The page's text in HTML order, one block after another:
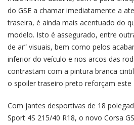
do GSE a chamar imediatamente a
traseira, é ainda mais acentuado do
modelo. Isto é assegurado, entre
de ar” visuais, bem como pelos
inferior do veículo e nos arcos das
contrastam com a pintura branca
o spoiler traseiro preto reforçam este
Com jantes desportivas de 18
Sport 4S 215/40 R18, o novo Corsa